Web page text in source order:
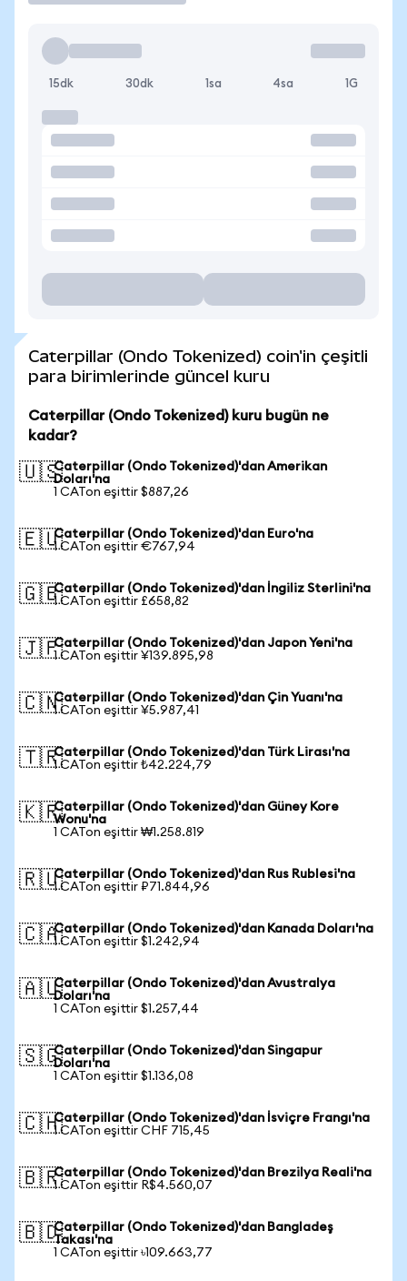
15dk 30dk 1sa 4sa 1G
Caterpillar (Ondo Tokenized) coin'in çeşitli
para birimlerinde güncel kuru
Caterpillar (Ondo Tokenized) kuru bugün ne
kadar?
🇺🇸Caterpillar (Ondo Tokenized)'dan Amerikan
Doları'na
1 CATon eşittir $887,26
🇪🇺Caterpillar (Ondo Tokenized)'dan Euro'na
1 CATon eşittir €767,94
🇬🇧Caterpillar (Ondo Tokenized)'dan İngiliz Sterlini'na
1 CATon eşittir £658,82
🇯🇵Caterpillar (Ondo Tokenized)'dan Japon Yeni'na
1 CATon eşittir ¥139.895,98
🇨🇳Caterpillar (Ondo Tokenized)'dan Çin Yuanı'na
1 CATon eşittir ¥5.987,41
🇹🇷Caterpillar (Ondo Tokenized)'dan Türk Lirası'na
1 CATon eşittir ₺42.224,79
🇰🇷Caterpillar (Ondo Tokenized)'dan Güney Kore
Wonu'na
1 CATon eşittir ₩1.258.819
🇷🇺Caterpillar (Ondo Tokenized)'dan Rus Rublesi'na
1 CATon eşittir ₽71.844,96
🇨🇦Caterpillar (Ondo Tokenized)'dan Kanada Doları'na
1 CATon eşittir $1.242,94
🇦🇺Caterpillar (Ondo Tokenized)'dan Avustralya
Doları'na
1 CATon eşittir $1.257,44
🇸🇬Caterpillar (Ondo Tokenized)'dan Singapur
Doları'na
1 CATon eşittir $1.136,08
🇨🇭Caterpillar (Ondo Tokenized)'dan İsviçre Frangı'na
1 CATon eşittir CHF 715,45
🇧🇷Caterpillar (Ondo Tokenized)'dan Brezilya Reali'na
1 CATon eşittir R$4.560,07
🇧🇩Caterpillar (Ondo Tokenized)'dan Bangladeş
Takası'na
1 CATon eşittir ৳109.663,77